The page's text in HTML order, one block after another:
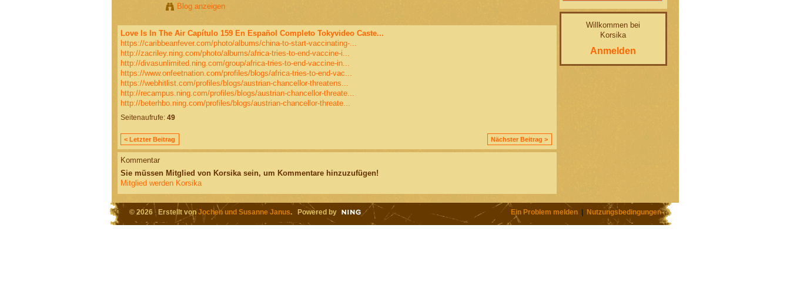
Blog anzeigen
Love Is In The Air Capítulo 159 En Español Completo Tokyvideo Caste...
https://caribbeanfever.com/photo/albums/china-to-start-vaccinating-...
http://zacriley.ning.com/photo/albums/africa-tries-to-end-vaccine-i...
http://divasunlimited.ning.com/group/africa-tries-to-end-vaccine-in...
https://www.onfeetnation.com/profiles/blogs/africa-tries-to-end-vac...
https://webhitlist.com/profiles/blogs/austrian-chancellor-threatens...
http://recampus.ning.com/profiles/blogs/austrian-chancellor-threate...
http://beterhbo.ning.com/profiles/blogs/austrian-chancellor-threate...
Seitenaufrufe: 49
< Letzter Beitrag Nächster Beitrag >
Kommentar
Sie müssen Mitglied von Korsika sein, um Kommentare hinzuzufügen!
Mitglied werden Korsika
Willkommen bei
Korsika
Anmelden
© 2026 Erstellt vonJochen und Susanne Janus. Powered by Ein Problem melden| Nutzungsbedingungen